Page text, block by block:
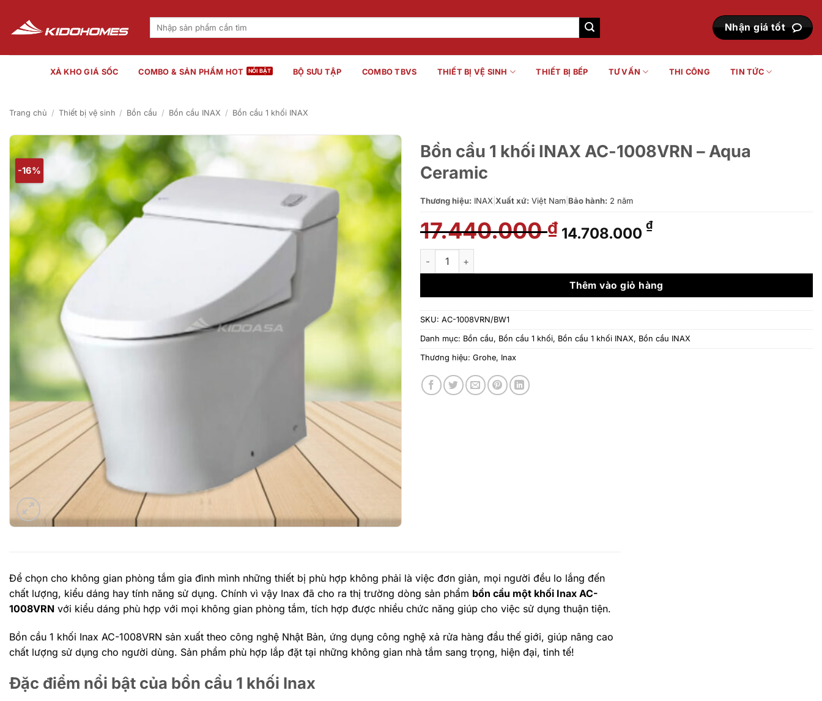
nội
dung
Tìm
Nhận giá tốt
XẢ KHO GIÁ SỐC COMBO & SẢN PHẨM HOT BỘ SƯU TẬP COMBO TBVS THIẾT BỊ VỆ SINH THIẾT BỊ BẾP TƯ VẤN THI CÔNG TIN TỨC
Trang chủ / Thiết bị vệ sinh / Bồn cầu / Bồn cầu INAX / Bồn cầu 1 khối INAX
-16%
Bồn cầu 1 khối INAX AC-1008VRN – Aqua
Ceramic
Thương hiệu: INAX Xuất xứ: Việt Nam Bảo hành: 2 năm
17.440.000₫ Giá
gốc
17.440.000 ₫.
14.708.000 ₫Giá
là:
14.708.000 ₫.
Bồn cầu 1 khối INAX AC-1008VRN - Aqua Ceramic số lượng
Thêm vào giỏ hàng
SKU: AC-1008VRN/BW1
Danh mục: Bồn cầu, Bồn cầu 1 khối, Bồn cầu 1 khối INAX, Bồn cầu INAX
Thương hiệu: Grohe, Inax
Để chọn cho không gian phòng tắm gia đình mình những thiết bị phù hợp không phải là việc đơn giản, mọi người đều lo lắng đến
chất lượng, kiểu dáng hay tính năng sử dụng. Chính vì vậy Inax đã cho ra thị trường dòng sản phẩm bồn cầu một khối Inax AC-
1008VRN với kiểu dáng phù hợp với mọi không gian phòng tắm, tích hợp được nhiều chức năng giúp cho việc sử dụng thuận tiện.
Bồn cầu 1 khối Inax AC-1008VRN sản xuất theo công nghệ Nhật Bản, ứng dụng công nghệ xả rửa hàng đầu thế giới, giúp nâng cao
chất lượng sử dụng cho người dùng. Sản phẩm phù hợp lắp đặt tại những không gian nhà tắm sang trọng, hiện đại, tinh tế!
Đặc điểm nổi bật của bồn cầu 1 khối Inax